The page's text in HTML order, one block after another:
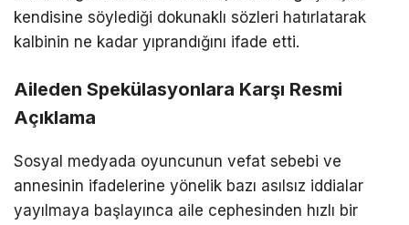
kendisine söylediği dokunaklı sözleri hatırlatarak
kalbinin ne kadar yıprandığını ifade etti.
Aileden Spekülasyonlara Karşı Resmi
Açıklama
Sosyal medyada oyuncunun vefat sebebi ve
annesinin ifadelerine yönelik bazı asılsız iddialar
yayılmaya başlayınca aile cephesinden hızlı bir